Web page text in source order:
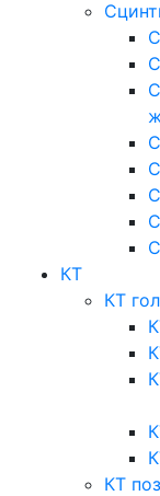
КТ
КТ
КТ